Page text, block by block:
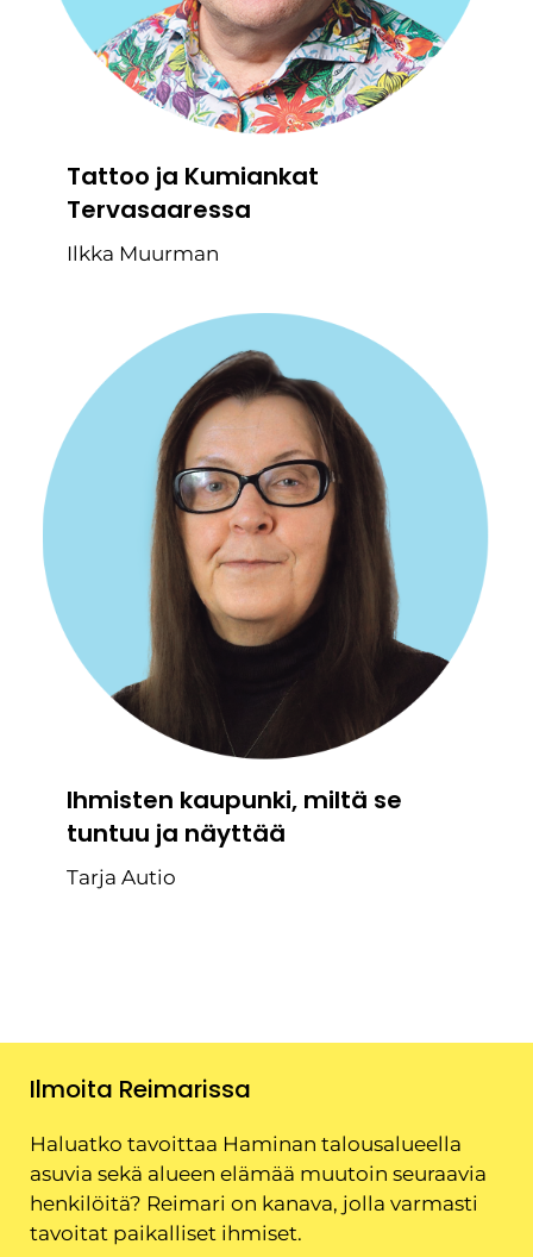
Tattoo ja Kumiankat
Tervasaaressa
Ilkka Muurman
Ihmisten kaupunki, miltä se
tuntuu ja näyttää
Tarja Autio
Ilmoita Reimarissa
Haluatko tavoittaa Haminan talousalueella
asuvia sekä alueen elämää muutoin seuraavia
henkilöitä? Reimari on kanava, jolla varmasti
tavoitat paikalliset ihmiset.